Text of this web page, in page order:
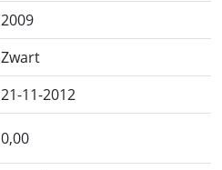
2009
Zwart
21-11-2012
0,00